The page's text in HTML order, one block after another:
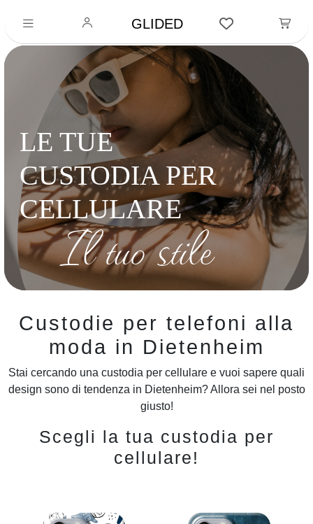
GLIDED
LE TUE
CUSTODIA PER
CELLULARE
Il tuo stile
Custodie per telefoni alla
moda in Dietenheim
Stai cercando una custodia per cellulare e vuoi sapere quali
design sono di tendenza in Dietenheim? Allora sei nel posto
giusto!
Scegli la tua custodia per
cellulare!